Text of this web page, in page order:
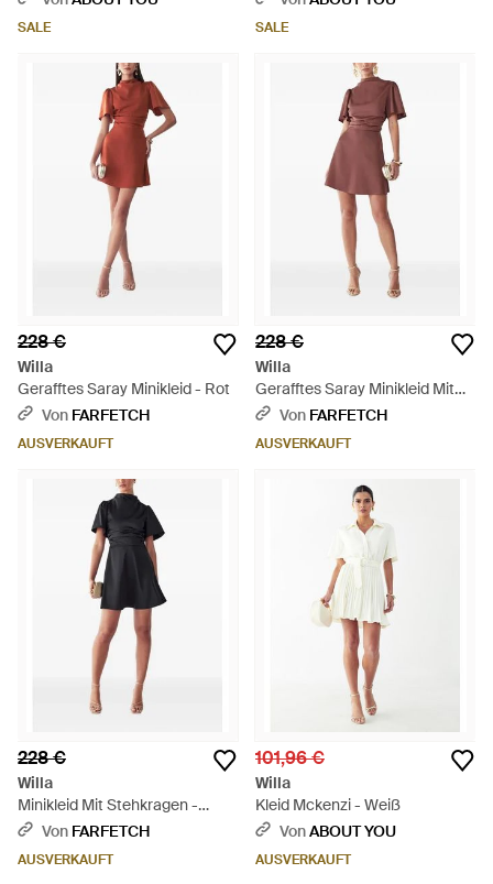
SALE SALE
228 €
Willa
Gerafftes Saray Minikleid - Rot
Von FARFETCH
AUSVERKAUFT
228 €
Willa
Gerafftes Saray Minikleid Mit
Satin-Finish - Rot
Von FARFETCH
AUSVERKAUFT
228 €
Willa
Minikleid Mit Stehkragen -
Schwarz
Von FARFETCH
AUSVERKAUFT
101,96 €
Willa
Kleid Mckenzi - Weiß
VonABOUT YOU
AUSVERKAUFT